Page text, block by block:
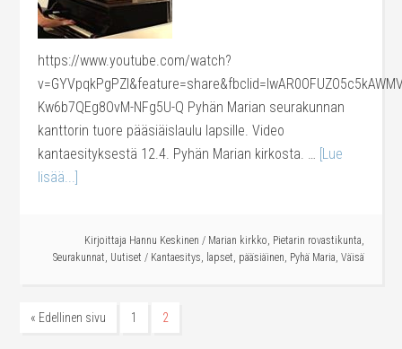
https://www.youtube.com/watch?
Kw6b7QEg8OvM-NFg5U-Q Pyhän Marian seurakunnan
kanttorin tuore pääsiäislaulu lapsille. Video
kantaesityksestä 12.4. Pyhän Marian kirkosta. … [Lue
lisää...]
Kirjoittaja Hannu Keskinen / Marian kirkko, Pietarin rovastikunta,
Seurakunnat, Uutiset / Kantaesitys, lapset, pääsiäinen, Pyhä Maria, Väisä
« Edellinen sivu 1 2